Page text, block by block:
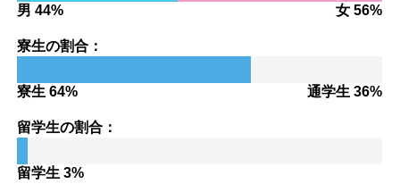
男 44% 女 56%
寮生の割合：
寮生 64% 通学生 36%
留学生の割合：
留学生 3%